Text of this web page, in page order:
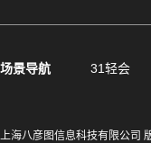
场景导航 31轻会
上海八彦图信息科技有限公司